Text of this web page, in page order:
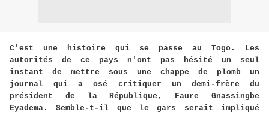
C'est une histoire qui se passe au Togo. Les
autorités de ce pays n'ont pas hésité un seul
instant de mettre sous une chappe de plomb un
journal qui a osé critiquer un demi-frère du
président de la République, Faure Gnassingbe
Eyadema. Semble-t-il que le gars serait impliqué